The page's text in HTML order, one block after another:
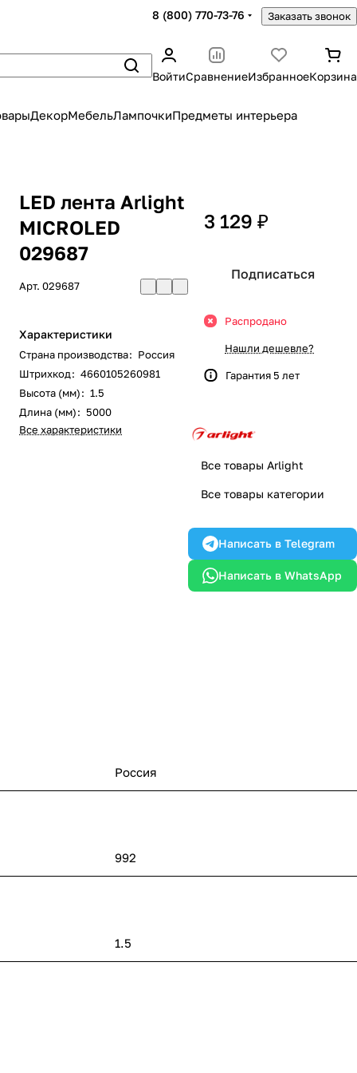
8 (800) 770-73-76 Заказать звонок
ВойтиСравнениеИзбранноеКорзина
ДекорМебельЛампочкиПредметы интерьера
LED лента Arlight
MICROLED
029687
Арт. 029687
Характеристики
Страна производства: Россия
Штрихкод: 4660105260981
Высота (мм): 1.5
Длина (мм): 5000
Все характеристики
3 129 ₽
Подписаться
Распродано
Нашли дешевле?
Гарантия 5 лет
Все товары Arlight
Все товары категории
Написать в Telegram
Написать в WhatsApp
Россия
992
1.5